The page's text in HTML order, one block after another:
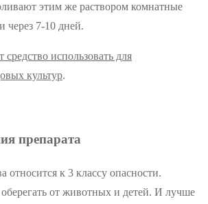
этим же раствором комнатные
через 7-10 дней.
средство использовать для
культур.
препарата
относится к 3 классу опасности.
от животных и детей. И лучше